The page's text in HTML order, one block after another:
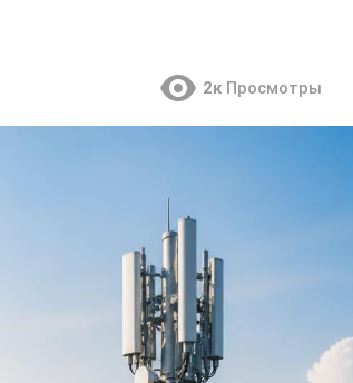
2к Просмотры